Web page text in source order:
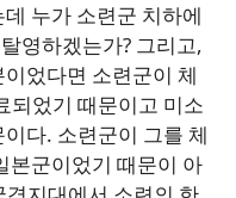
누가 소련군 치하에
영하겠는가? 그리고,
었다면 소련군이 체
되었기 때문이고 미소
다. 소련군이 그를 체
본군이었기 때문이 아